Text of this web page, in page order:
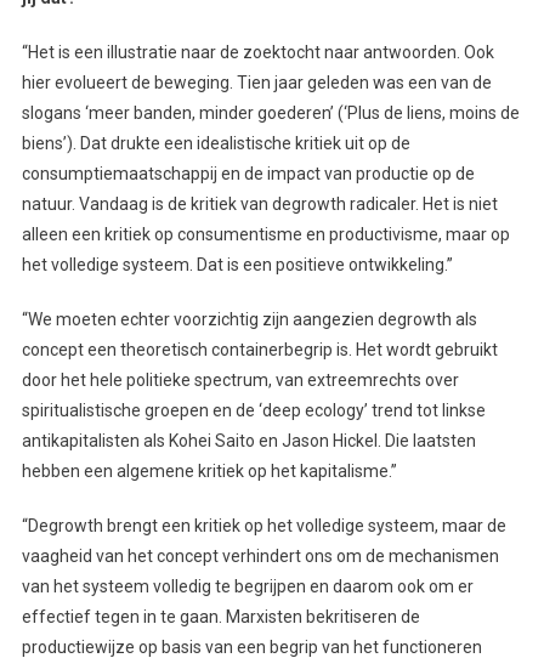
“Het is een illustratie naar de zoektocht naar antwoorden. Ook
hier evolueert de beweging. Tien jaar geleden was een van de
slogans ‘meer banden, minder goederen’ (‘Plus de liens, moins de
biens’). Dat drukte een idealistische kritiek uit op de
consumptiemaatschappij en de impact van productie op de
natuur. Vandaag is de kritiek van degrowth radicaler. Het is niet
alleen een kritiek op consumentisme en productivisme, maar op
het volledige systeem. Dat is een positieve ontwikkeling.”
“We moeten echter voorzichtig zijn aangezien degrowth als
concept een theoretisch containerbegrip is. Het wordt gebruikt
door het hele politieke spectrum, van extreemrechts over
spiritualistische groepen en de ‘deep ecology’ trend tot linkse
antikapitalisten als Kohei Saito en Jason Hickel. Die laatsten
hebben een algemene kritiek op het kapitalisme.”
“Degrowth brengt een kritiek op het volledige systeem, maar de
vaagheid van het concept verhindert ons om de mechanismen
van het systeem volledig te begrijpen en daarom ook om er
effectief tegen in te gaan. Marxisten bekritiseren de
productiewijze op basis van een begrip van het functioneren